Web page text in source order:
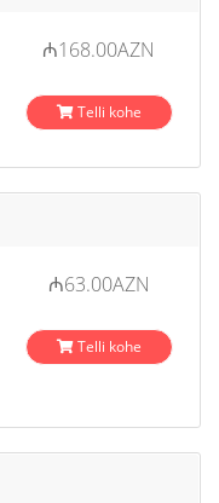
₼168.00AZN
Telli kohe
₼63.00AZN
Telli kohe